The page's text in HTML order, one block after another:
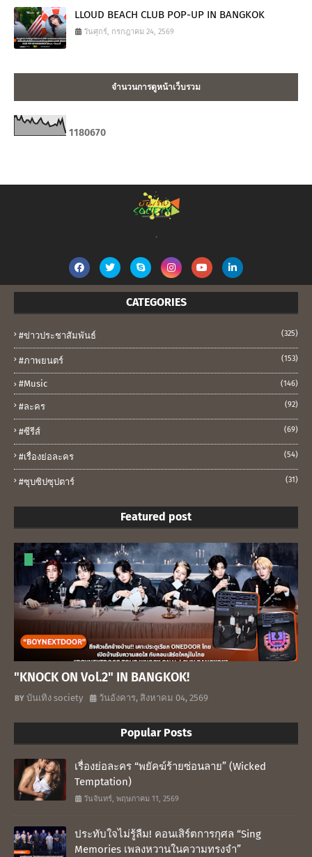
LLOUD BEACH CLUB POP-UP IN BANGKOK
วันศุกร์, กรกฎาคม 24, 2569
จำนวนการดูหน้าเว็บรวม
1180670
.
CATEGORIES
#ข่าวประชาสัมพันธ์ (325)
#ภาพยนตร์ (153)
#music (146)
#ละคร (92)
#ซีรีส์ (69)
#เรื่องย่อละคร (54)
#ซุบซิปซุปตาร์ (31)
Featured post
"KNOCK ON Vol.2" IN BANGKOK!
บันเทิง society วันอังคาร, สิงหาคม 04, 2569
Popular Posts
เรื่องย่อละคร “พยัคฆ์ร้ายซ่อนลาย” (Wicked
Temptation)
วันจันทร์, พฤษภาคม 11, 2569
ประทับใจไม่รู้ลืม! คอนเสิร์ตการกุศล “Sing
Memories เพลงหวานในความทรงจำ”